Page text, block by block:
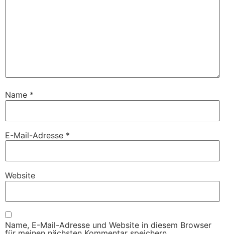
Name *
E-Mail-Adresse *
Website
Name, E-Mail-Adresse und Website in diesem Browser